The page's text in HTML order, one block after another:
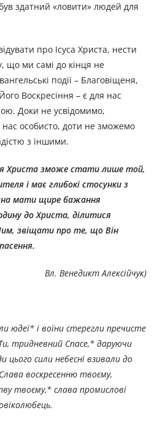
здатний «ловити» людей для
про Ісуса Христа, нести
що ми самі до кінця не
події – Благовіщеня,
Воскресіння – є для нас
Доки не усвідомимо,
нас особисто, доти не зможемо
з іншими.
Христа зможе стати лише той,
і має глибокі стосунки з
мати щире бажання
до Христа, ділитися
звіщати про те, що Він
Вл. Венедикт Алексійчук)
юдеї* і воїни стерегли пречисте
тридневний Спасе,* даруючи
сили небесні взивали до
воскресенню твоєму,
твоєму,* слава промислові